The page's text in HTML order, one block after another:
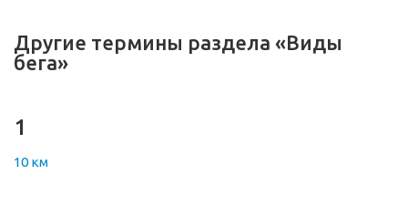
Другие термины раздела «Виды
бега»
1
10 км